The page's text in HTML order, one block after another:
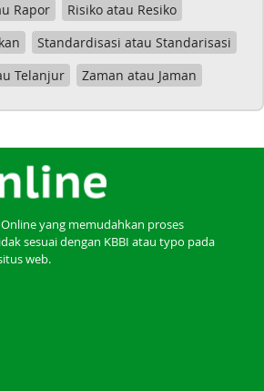
Rapor
Risiko atau Resiko
Standardisasi atau Standarisasi
Telanjur
Zaman atau Jaman
yang memudahkan proses
sesuai dengan KBBI atau typo pada
web.